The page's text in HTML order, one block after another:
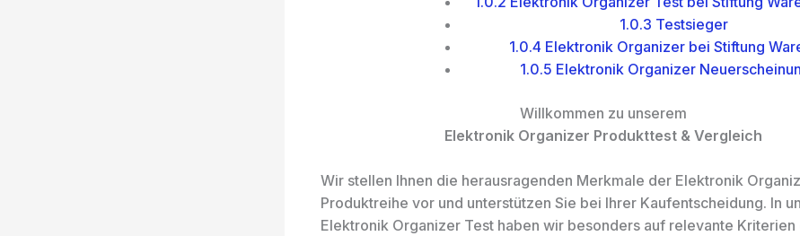
1.0.3 Testsieger
1.0.4 Elektronik Organizer bei Stiftung
1.0.5 Elektronik Organizer
Willkommen zu unserem
Elektronik Organizer Produkttest & Vergleich
Wir stellen Ihnen die herausragenden Merkmale der Elektronik
Produktreihe vor und unterstützen Sie bei Ihrer Kaufentscheidung. In
Elektronik Organizer Test haben wir besonders auf relevante Kriterien